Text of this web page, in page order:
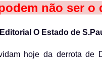
não ser o
Editorial O Estado de
hoje da derrota de